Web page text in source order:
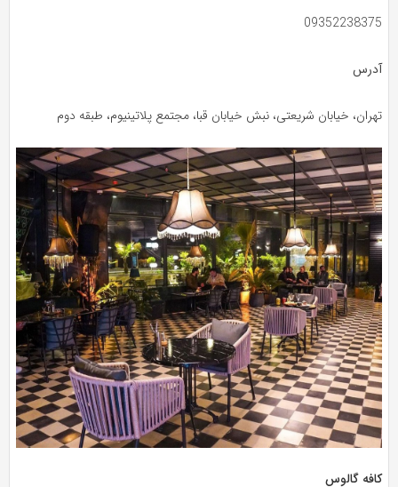
09352238375
آدرس
تهران، خیابان شریعتی، نبش خیابان قبا، مجتمع پلاتینیوم، طبقه دوم
کافه گالوس